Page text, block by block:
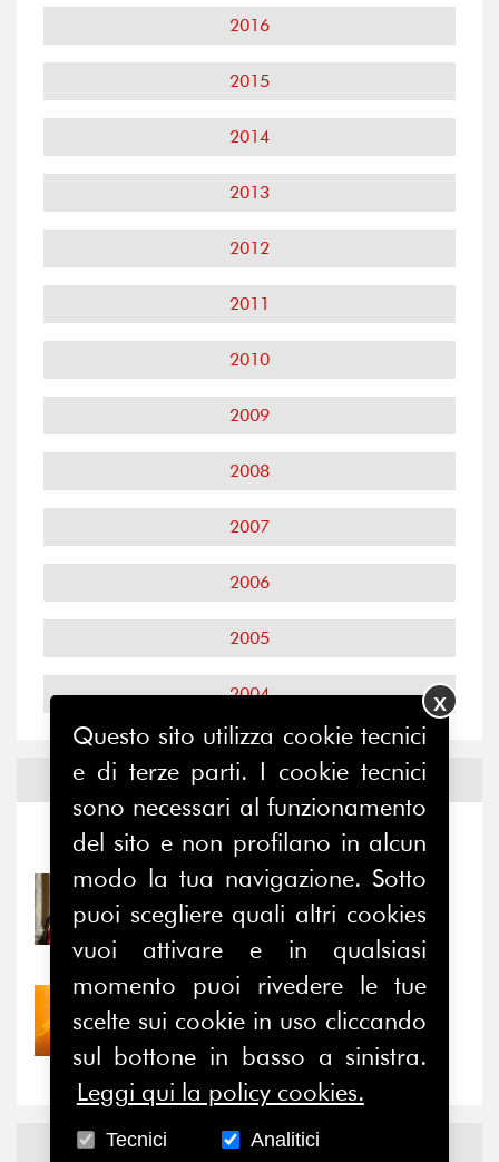
2016
2015
2014
2013
2012
2011
2010
2009
2008
2007
2006
2005
2004
Notizie ed Eventi
Notizie-Eventi
Prima della pausa estiva,
il valore di...
Nove anni dopo la
“grande cecità”: la...
NewsFacebook
Questo sito utilizza cookie tecnici
e di terze parti. I cookie tecnici
sono necessari al funzionamento
del sito e non profilano in alcun
modo la tua navigazione. Sotto
puoi scegliere quali altri cookies
vuoi attivare e in qualsiasi
momento puoi rivedere le tue
scelte sui cookie in uso cliccando
sul bottone in basso a sinistra.
Leggi qui la policy cookies.
Tecnici Analitici
X